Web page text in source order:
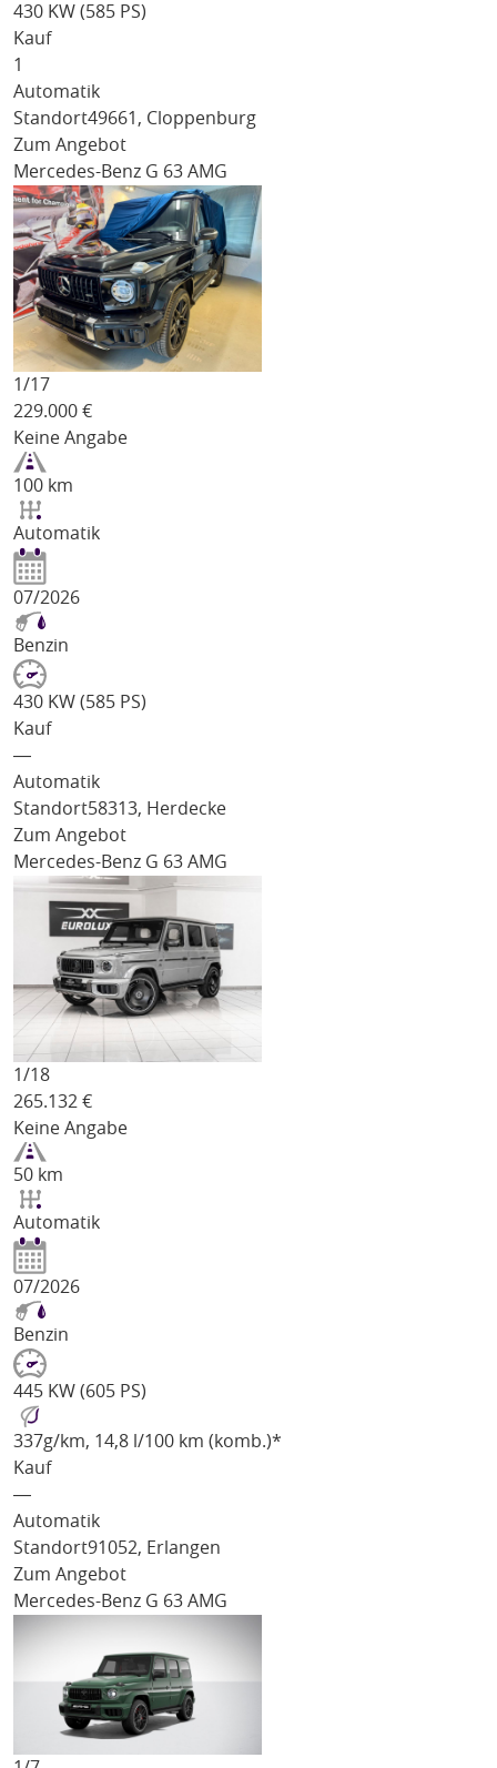
430 KW (585 PS)
Kauf
1
Automatik
Standort49661, Cloppenburg
Zum Angebot
Mercedes-Benz G 63 AMG
1/17
229.000 €
Keine Angabe
100 km
Automatik
07/2026
Benzin
430 KW (585 PS)
Kauf
―
Automatik
Standort58313, Herdecke
Zum Angebot
Mercedes-Benz G 63 AMG
1/18
265.132 €
Keine Angabe
50 km
Automatik
07/2026
Benzin
445 KW (605 PS)
337g/km, 14,8 l/100 km (komb.)*
Kauf
―
Automatik
Standort91052, Erlangen
Zum Angebot
Mercedes-Benz G 63 AMG